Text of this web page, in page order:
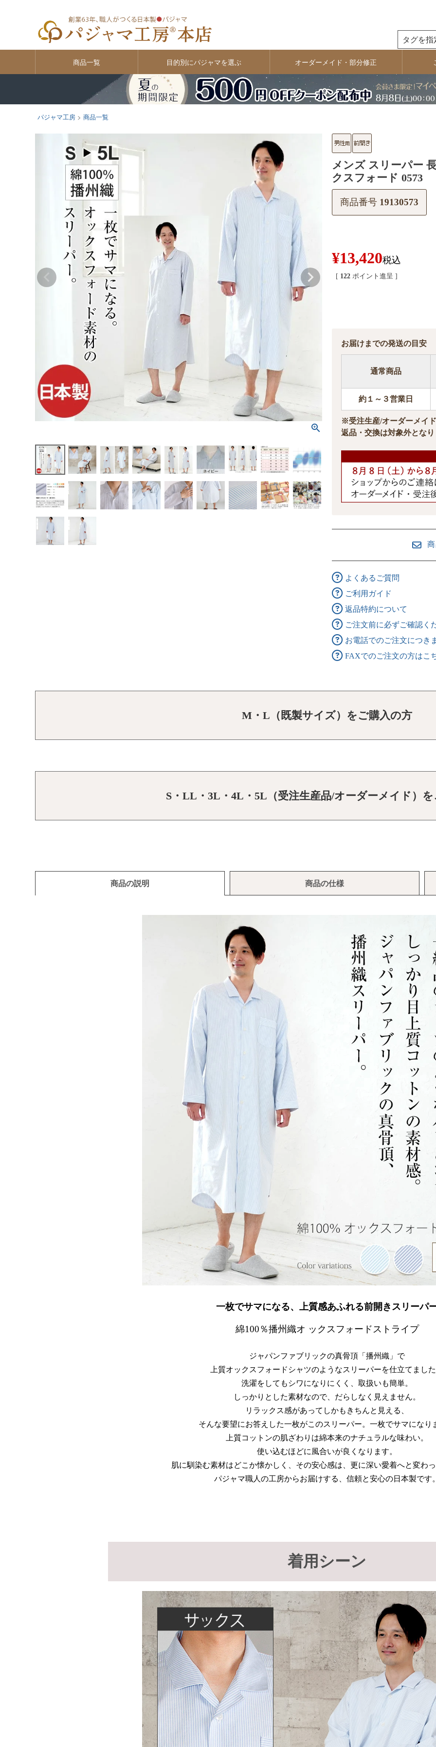
商品一覧 目的別にパジャマを選ぶ オーダーメイド・部分修正
パジャマ工房 商品一覧
メンズ スリーパー
クスフォード 0573
商品番号 19130573
¥13,420税込
[ 122 ポイント進呈 ]
お届けまでの発送の目安
通常商品
約１～３営業日
※受注生産/オーダーメイ
返品・交換は対象外とな
よくあるご質問
ご利用ガイド
返品特約について
ご注文前に必ずご確認く
お電話でのご注文につき
FAXでのご注文の方はこ
M・L（既製サイズ）をご購入の方
S・LL・3L・4L・5L（受注生産品/オーダーメイド）
商品の説明 商品の仕様
一枚でサマになる、上質感あふれる前開きスリーパ
綿100％播州織オ ックスフォードストライプ
ジャパンファブリックの真骨頂「播州織」で
上質オックスフォードシャツのようなスリーパーを仕立てまし
洗濯をしてもシワになりにくく、取扱いも簡単。
しっかりとした素材なので、だらしなく見えません。
リラックス感があってしかもきちんと見える、
そんな要望にお答えした一枚がこのスリーパー。一枚でサマになり
上質コットンの肌ざわりは綿本来のナチュラルな味わい。
使い込むほどに風合いが良くなります。
肌に馴染む素材はどこか懐かしく、その安心感は、更に深い愛着へと変わ
パジャマ職人の工房からお届けする、信頼と安心の日本製です
着用シーン